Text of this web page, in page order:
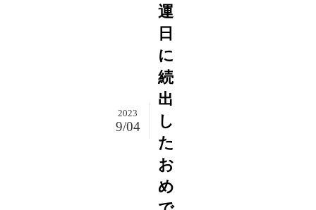
運
日
に
続
出
し
た
お
め
2023
9/04